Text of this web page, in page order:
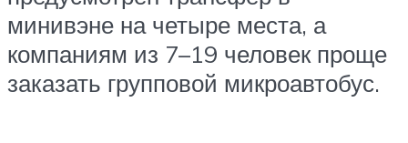
минивэне на четыре места, а
компаниям из 7–19 человек проще
заказать групповой микроавтобус.